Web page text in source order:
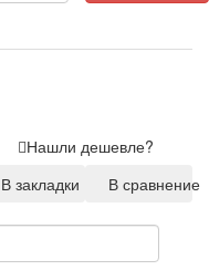
Нашли дешевле?
В закладки
В сравнение